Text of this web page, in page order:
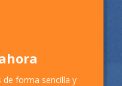
de forma sencilla y